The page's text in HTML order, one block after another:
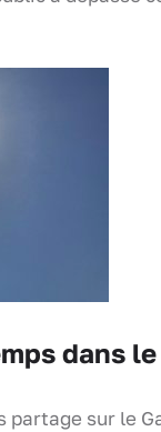
dans le
partage sur le